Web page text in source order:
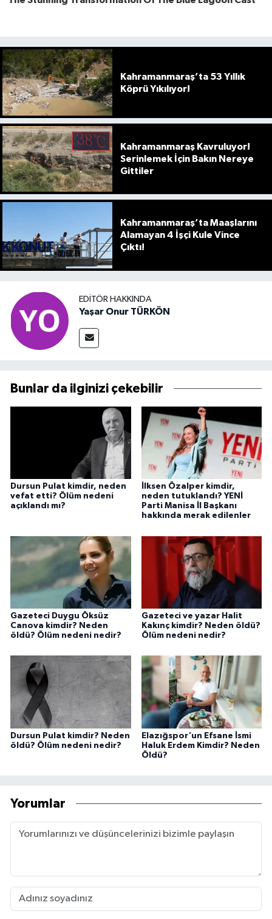
Kahramanmaraş’ta 53 Yıllık
Köprü Yıkılıyor!
Kahramanmaraş Kavruluyor!
Serinlemek İçin Bakın Nereye
Gittiler
Kahramanmaraş’ta Maaşlarını
Alamayan 4 İşçi Kule Vince
Çıktı!
EDITÖR HAKKINDA
Yaşar Onur TÜRKÖN
Bunlar da ilginizi çekebilir
Dursun Pulat kimdir, neden
vefat etti? Ölüm nedeni
açıklandı mı?
İlksen Özalper kimdir,
neden tutuklandı? YENİ
Parti Manisa İl Başkanı
hakkında merak edilenler
Gazeteci Duygu Öksüz
Canova kimdir? Neden
öldü? Ölüm nedeni nedir?
Gazeteci ve yazar Halit
Kakınç kimdir? Neden öldü?
Ölüm nedeni nedir?
Dursun Pulat kimdir? Neden
öldü? Ölüm nedeni nedir?
Elazığspor'un Efsane İsmi
Haluk Erdem Kimdir? Neden
Öldü?
Yorumlar